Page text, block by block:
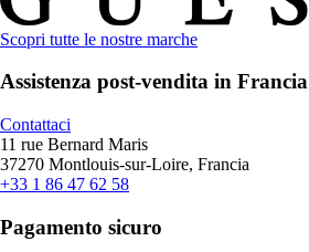
Scopri tutte le nostre marche
Assistenza post-vendita in Francia
Contattaci
11 rue Bernard Maris
37270 Montlouis-sur-Loire, Francia
+33 1 86 47 62 58
Pagamento sicuro